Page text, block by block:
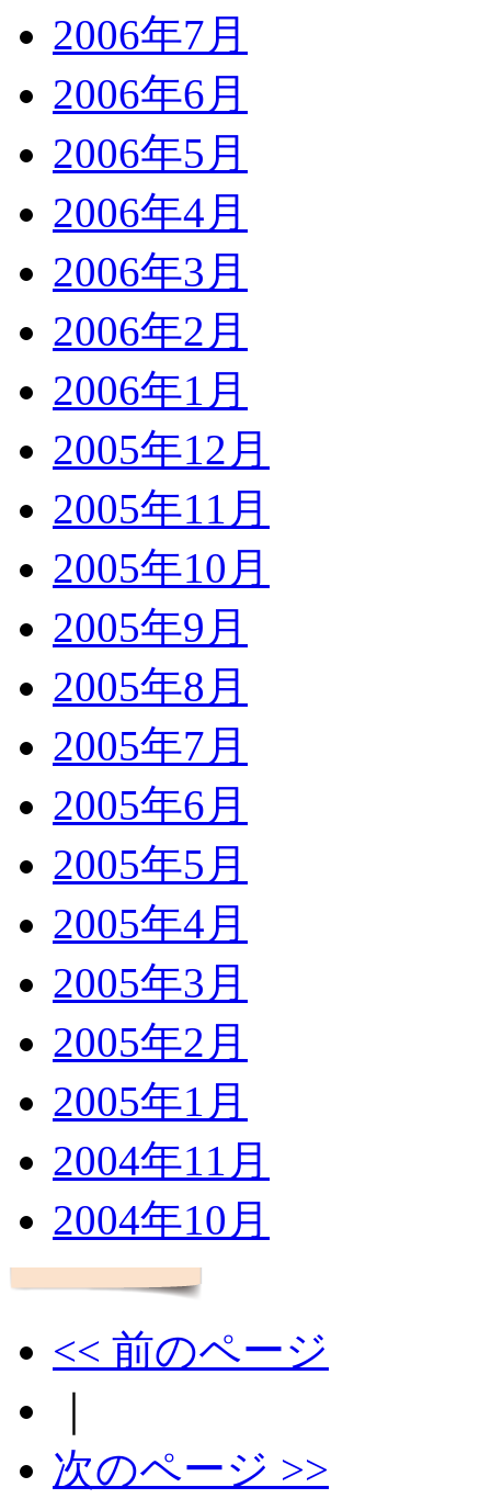
2006年7月
2006年6月
2006年5月
2006年4月
2006年3月
2006年2月
2006年1月
2005年12月
2005年11月
2005年10月
2005年9月
2005年8月
2005年7月
2005年6月
2005年5月
2005年4月
2005年3月
2005年2月
2005年1月
2004年11月
2004年10月
<< 前のページ
次のページ >>